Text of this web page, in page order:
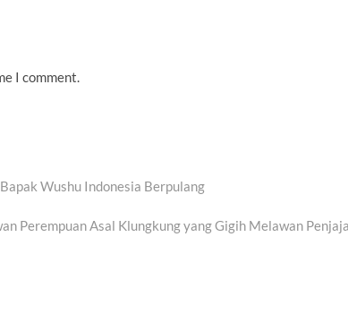
I comment.
Wushu Indonesia Berpulang
Perempuan Asal Klungkung yang Gigih Melawan